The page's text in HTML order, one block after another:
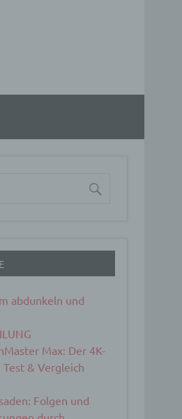
abdunkeln und
Max: Der 4K-
& Vergleich
Folgen und